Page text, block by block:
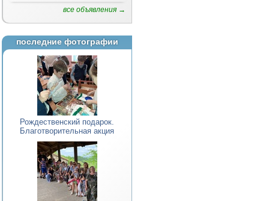
все объявления →
последние фотографии
Рождественский подарок.
Благотворительная акция